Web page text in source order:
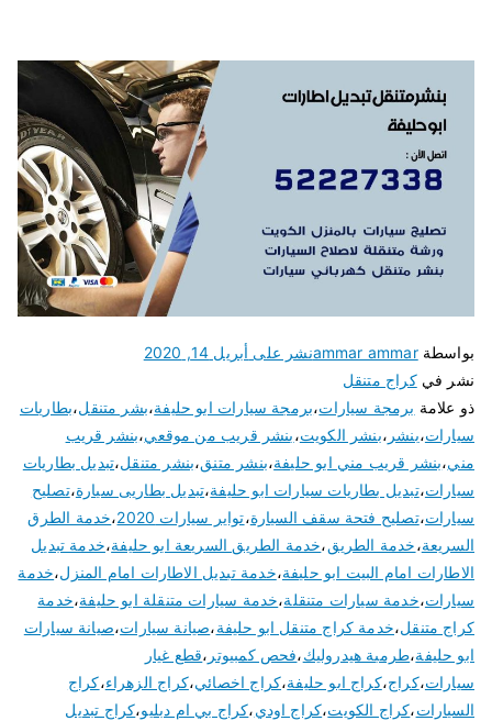
بواسطةammar ammarنشر على أبريل 14, 2020
نشر فيكراج متنقل
ذو علامة برمجة سيارات،برمجة سيارات ابو حليفة،بشر متنقل،بطاريات
سيارات،بنشر ،بنشر الكويت،بنشر قريب من موقعي،بنشر قريب
مني،بنشر قريب مني ابو حليفة،بنشر متنق،بنشر متنقل،تبديل بطاريات
سيارات،تبديل بطاريات سيارات ابو حليفة،تبديل بطاريى سيارة،تصليح
سيارات،تصليح فتحة سقف السيارة،تواير سيارات 2020 ،خدمة الطرق
السريعة،خدمة الطريق،خدمة الطريق السريعة ابو حليفة،خدمة تبديل
الاطارات امام البيت ابو حليفة،خدمة تبديل الاطارات امام المنزل،خدمة
سيارات،خدمة سيارات متنقلة،خدمة سيارات متنقلة ابو حليفة،خدمة
كراج متنقل،خدمة كراج متنقل ابو حليفة،صيانة سيارات،صيانة سيارات
ابو حليفة،طرمبة هيدروليك،فحص كمبيوتر ،قطع غيار
سيارات،كراج،كراج ابو حليفة،كراج اخصائي،كراج الزهراء،كراج
السيارات،كراج الكويت،كراج اودي،كراج بي ام دبليو،كراج تبديل